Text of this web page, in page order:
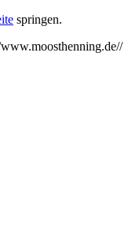
springen.